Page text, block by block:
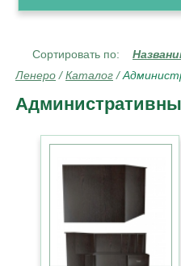
Сортировать по:
Ленеро /Каталог /